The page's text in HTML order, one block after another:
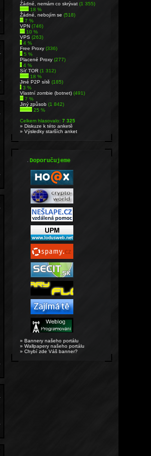
Źádné, nemám co skrývat(1 355)
18 %
Žádné, nebojím se(518)
7 %
VPN(746)
10 %
VPS(263)
4 %
Free Proxy(336)
5 %
Placené Proxy(277)
4 %
Síť TOR(1 312)
18 %
Jiné P2P sítě(185)
3 %
Vlastní zombie (botnet)(491)
7 %
Jiný způsob(1 842)
25 %
Celkem hlasovalo:7 325
» Diskuze k této anketě
» Výsledky starších anket
.Doporučujeme
» Bannery našeho portálu
» Wallpapery našeho portálu
» Chybí zde Váš banner?